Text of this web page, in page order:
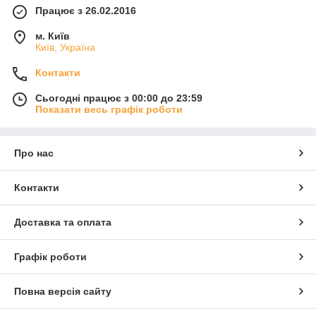
Працює з 26.02.2016
м. Київ
Київ, Україна
Контакти
Сьогодні працює з 00:00 до 23:59
Показати весь графік роботи
Про нас
Контакти
Доставка та оплата
Графік роботи
Повна версія сайту